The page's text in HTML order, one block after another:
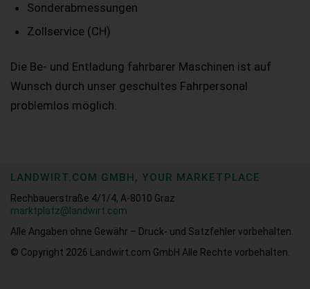
Sonderabmessungen
Zollservice (CH)
Die Be- und Entladung fahrbarer Maschinen ist auf
Wunsch durch unser geschultes Fahrpersonal
problemlos möglich.
LANDWIRT.COM GMBH, YOUR MARKETPLACE
Rechbauerstraße 4/1/4, A-8010 Graz
marktplatz@landwirt.com
Alle Angaben ohne Gewähr – Druck- und Satzfehler vorbehalten.
© Copyright 2026
Landwirt.com GmbH Alle Rechte vorbehalten.